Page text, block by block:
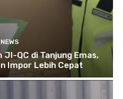
NEWS
JI-QC di Tanjung Emas,
Impor Lebih Cepat